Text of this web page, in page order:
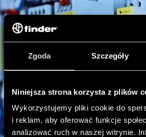
Zgoda Szczegóły
Niniejsza strona korzysta z plików
Wykorzystujemy pliki cookie do
i reklam, aby oferować funkcje
analizować ruch w naszej witrynie.